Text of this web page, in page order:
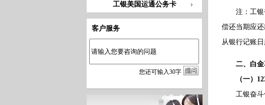
工银美国运通公务卡
客户服务
您还可输入30字
注：工银奋
偿还当期应
从银行记账
二、白
（一）
工银奋斗信